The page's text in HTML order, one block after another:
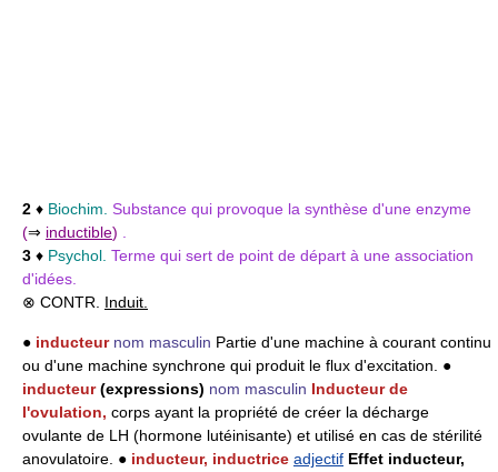
2 ♦ Biochim. Substance qui provoque la synthèse d'une enzyme
(⇒ inductible)
3 ♦ Psychol. Terme qui sert de point de départ à une association
d'idées.
⊗ CONTR. Induit.
● inducteur nom masculin Partie d'une machine à courant continu
ou d'une machine synchrone qui produit le flux d'excitation. ●
inducteur(expressions) nom masculin Inducteur de
l'ovulation, corps ayant la propriété de créer la décharge
ovulante de LH (hormone lutéinisante) et utilisé en cas de stérilité
anovulatoire. ● inducteur, inductrice adjectif Effet inducteur,